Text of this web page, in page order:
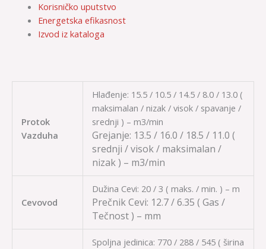
Korisničko uputstvo
Energetska efikasnost
Izvod iz kataloga
Protok
Vazduha
Hlađenje: 15.5 / 10.5 / 14.5 / 8.0 / 13.0 (
maksimalan / nizak / visok / spavanje /
srednji ) – m3/min
Grejanje: 13.5 / 16.0 / 18.5 / 11.0 (
srednji / visok / maksimalan /
nizak ) – m3/min
Cevovod
Dužina Cevi: 20 / 3 ( maks. / min. ) – m
Prečnik Cevi: 12.7 / 6.35 ( Gas /
Tečnost ) – mm
Spoljna jedinica: 770 / 288 / 545 ( širina